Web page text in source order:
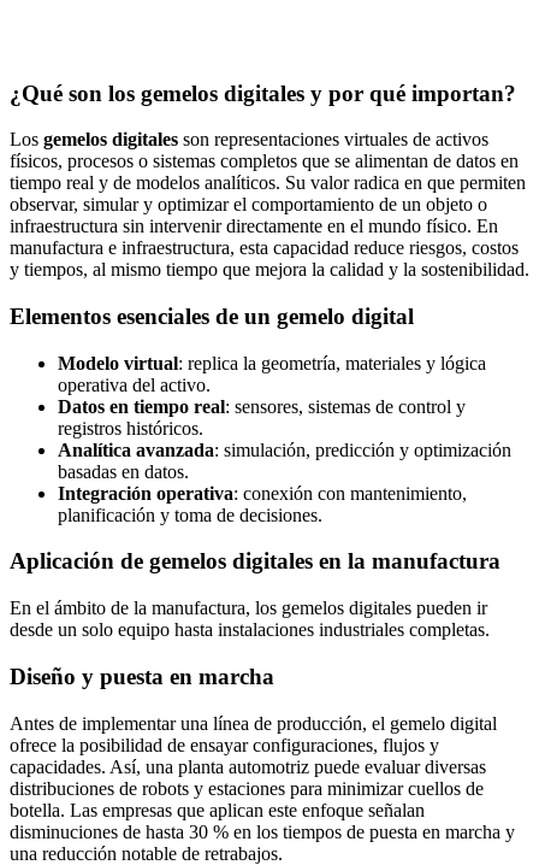
¿Qué son los gemelos digitales y por qué importan?
Los gemelos digitales son representaciones virtuales de activos
físicos, procesos o sistemas completos que se alimentan de datos en
tiempo real y de modelos analíticos. Su valor radica en que permiten
observar, simular y optimizar el comportamiento de un objeto o
infraestructura sin intervenir directamente en el mundo físico. En
manufactura e infraestructura, esta capacidad reduce riesgos, costos
y tiempos, al mismo tiempo que mejora la calidad y la sostenibilidad.
Elementos esenciales de un gemelo digital
Modelo virtual: replica la geometría, materiales y lógica
operativa del activo.
Datos en tiempo real: sensores, sistemas de control y
registros históricos.
Analítica avanzada: simulación, predicción y optimización
basadas en datos.
Integración operativa: conexión con mantenimiento,
planificación y toma de decisiones.
Aplicación de gemelos digitales en la manufactura
En el ámbito de la manufactura, los gemelos digitales pueden ir
desde un solo equipo hasta instalaciones industriales completas.
Diseño y puesta en marcha
Antes de implementar una línea de producción, el gemelo digital
ofrece la posibilidad de ensayar configuraciones, flujos y
capacidades. Así, una planta automotriz puede evaluar diversas
distribuciones de robots y estaciones para minimizar cuellos de
botella. Las empresas que aplican este enfoque señalan
disminuciones de hasta 30 % en los tiempos de puesta en marcha y
una reducción notable de retrabajos.